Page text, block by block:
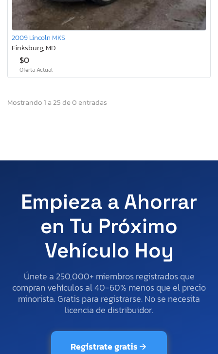
2009 Lincoln MKS
Finksburg, MD
$0
Oferta Actual
Mostrando 1 a 25 de 0 entradas
Empieza a Ahorrar
en Tu Próximo
Vehículo Hoy
Únete a 250,000+ miembros registrados que
compran vehículos al 40-60% menos que el precio
minorista. Gratis para registrarse. No se necesita
licencia de distribuidor.
Regístrate gratis